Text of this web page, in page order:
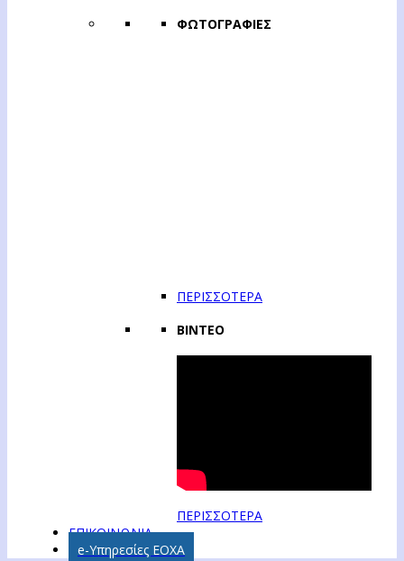
ΦΩΤΟΓΡΑΦΙΕΣ
ΠΕΡΙΣΣΟΤΕΡΑ
ΒΙΝΤΕΟ
ΠΕΡΙΣΣΟΤΕΡΑ
ΕΠΙΚΟΙΝΩΝΙΑ
e-Υπηρεσίες ΕΟΧΑ